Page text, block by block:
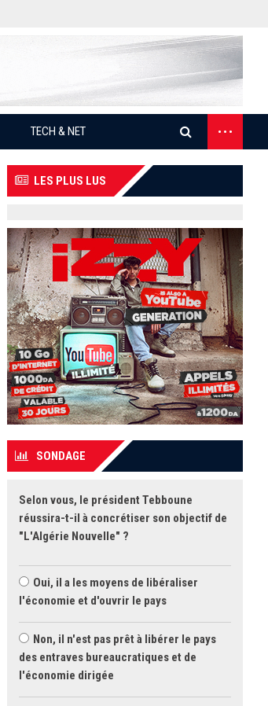
TECH & NET
...
LES PLUS LUS
SONDAGE
Selon vous, le président Tebboune
réussira-t-il à concrétiser son objectif de
"L'Algérie Nouvelle" ?
Oui, il a les moyens de libéraliser
l'économie et d'ouvrir le pays
Non, il n'est pas prêt à libérer le pays
des entraves bureaucratiques et de
l'économie dirigée